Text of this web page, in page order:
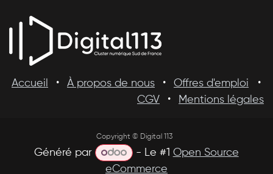
Accueil • À propos de nous • Offres d'emploi •
CGV
• Mentions légales
Copyright © Digital 113
Généré par - Le #1 Open Source
eCommerce